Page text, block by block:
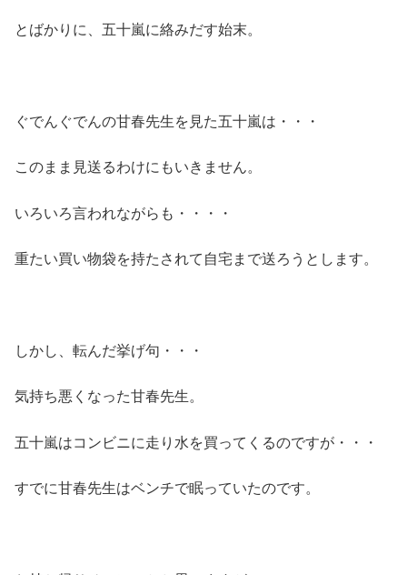
とばかりに、五十嵐に絡みだす始末。
ぐでんぐでんの甘春先生を見た五十嵐は・・・
このまま見送るわけにもいきません。
いろいろ言われながらも・・・・
重たい買い物袋を持たされて自宅まで送ろうとします。
しかし、転んだ挙げ句・・・
気持ち悪くなった甘春先生。
五十嵐はコンビニに走り水を買ってくるのですが・・・
すでに甘春先生はベンチで眠っていたのです。